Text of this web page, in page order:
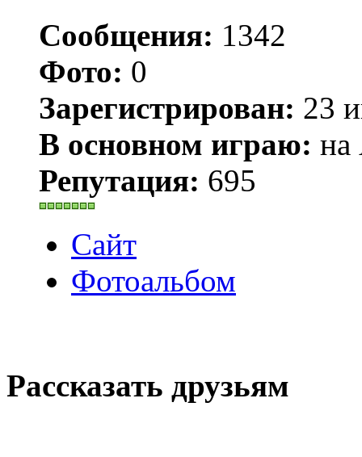
Сообщения: 1342
Фото: 0
Зарегистрирован: 23
В основном играю: на
Репутация: 695
Сайт
Фотоальбом
Рассказать друзьям